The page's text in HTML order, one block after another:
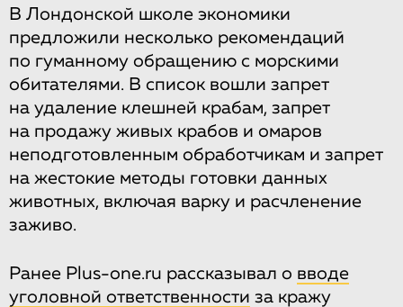
В Лондонской школе экономики
предложили несколько рекомендаций
по гуманному обращению с морскими
обитателями. В список вошли запрет
на удаление клешней крабам, запрет
на продажу живых крабов и омаров
неподготовленным обработчикам и запрет
на жестокие методы готовки данных
животных, включая варку и расчленение
заживо.
Ранее Plus-one.ru рассказывал о вводе
уголовной ответственности за кражу